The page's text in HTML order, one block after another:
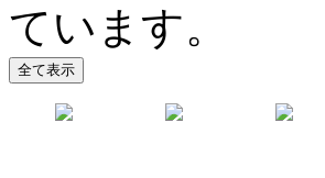
ています。